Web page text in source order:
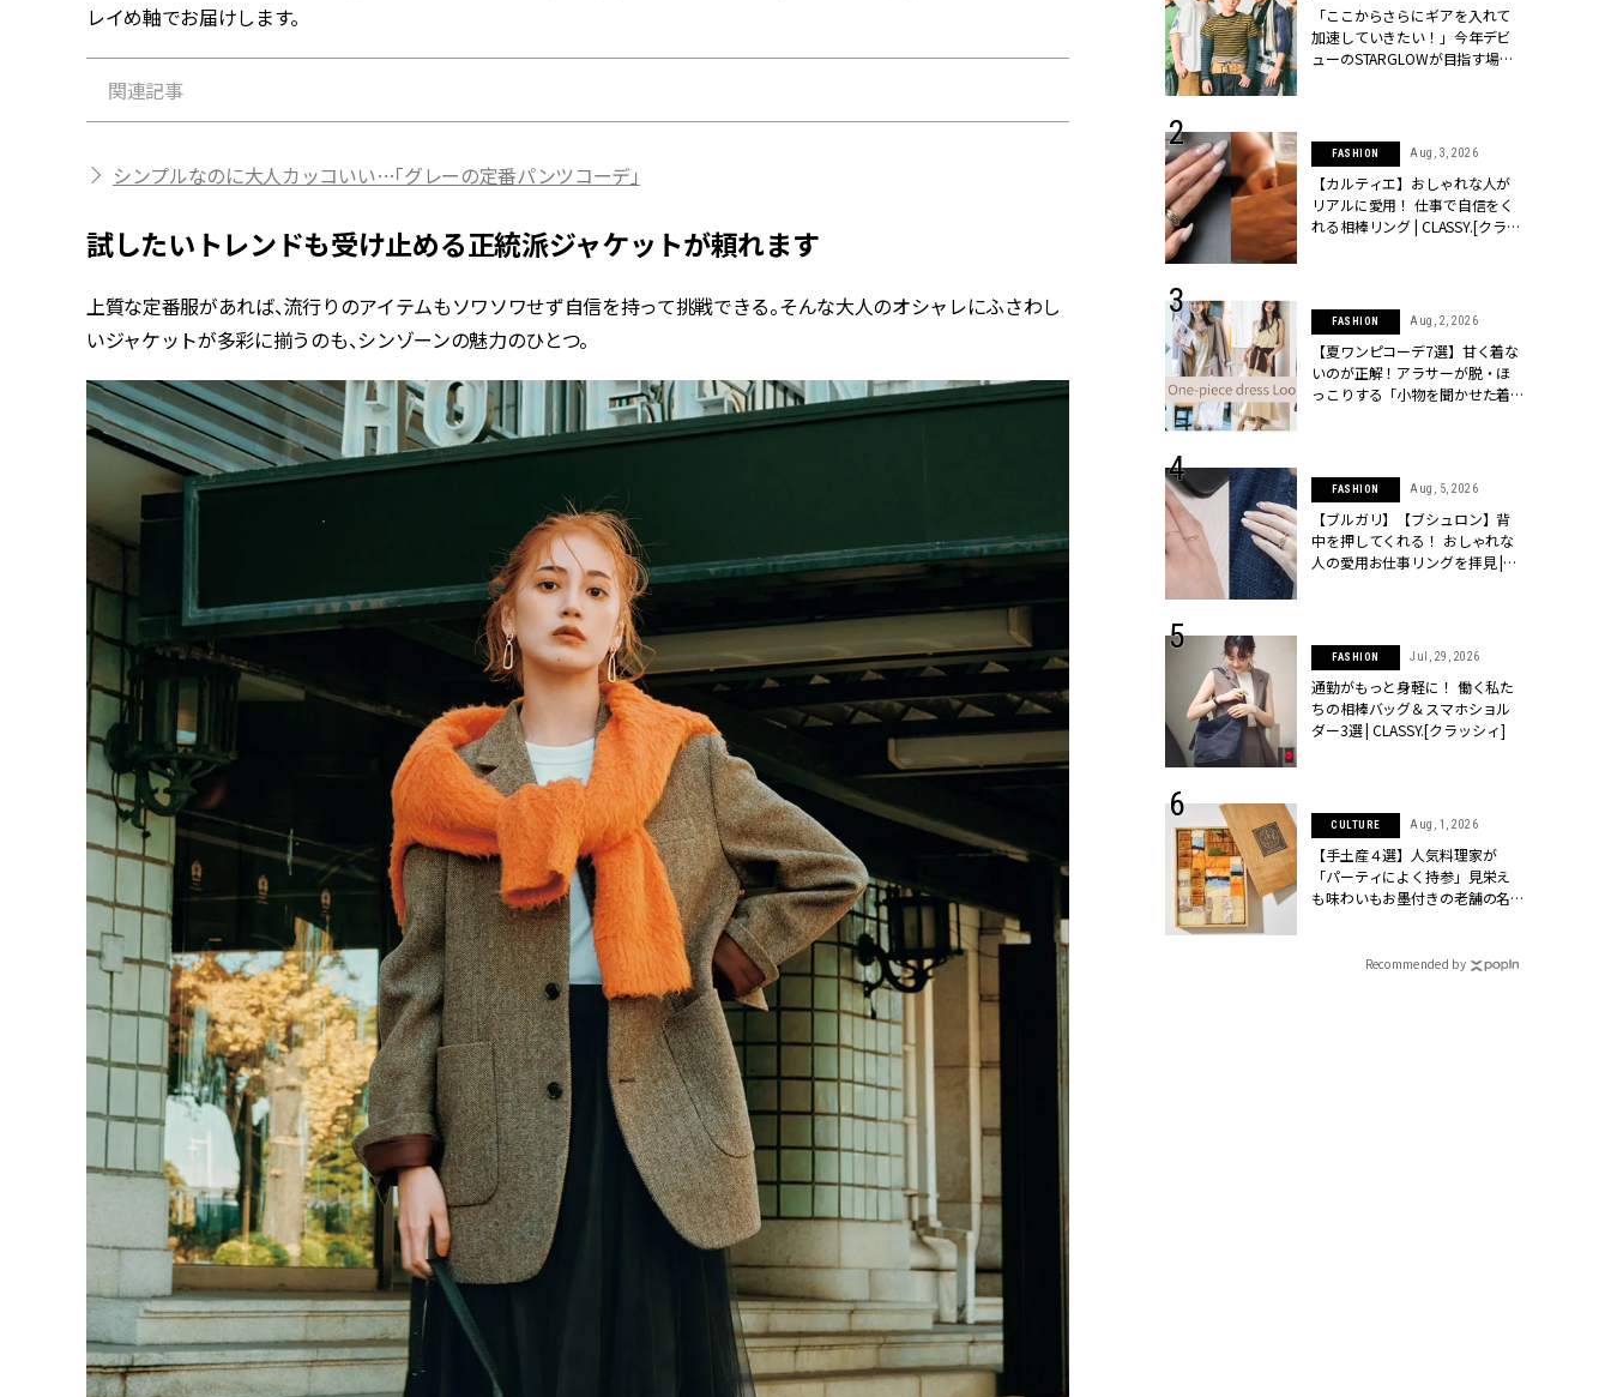
レイめ軸でお届けします。
関連記事
シンプルなのに大人カッコいい…「グレーの定番パンツコーデ」
試したいトレンドも受け止める正統派ジャケットが頼れます
上質な定番服があれば、流行りのアイテムもソワソワせず自信を持って挑戦できる。そんな大人のオシャレにふさわし
いジャケットが多彩に揃うのも、シンゾーンの魅力のひとつ。
抜ける「即戦力アクセ」たち |
忙しい毎日に「うるおいター
かな肌を目指す | CLASSY.[クラッ
Aug, 7, 2026
｜30代美容ライターが正直レビ
ュー | CLASSY.[クラッシィ]
冷房・紫外線etc...「夏の隠れ乾
燥」を防ぐ【ベタつかない名品
クリーム】3選＜30代のベストコ
スメ＞ | CLASSY.[クラッシィ]
BEAUTY Nov, 17, 2025
【落ちない名品リップ10選】塗
り直しできない・皮むけしやす
いetc.悩みをクリア | CLASSY.[ク
ラッシィ]
BEAUTY Aug, 5, 2026
夏の深刻なくすみ・色ムラにア
プローチ！【透明感を底上げ】
神コスメ３選 | CLASSY.[クラッシ
ィ]
ーを解説 | CLASSY.[クラッシィ]
「トゥギャザー」シリーズに注
目 | CLASSY.[クラッシィ]
式ゲスト服の鉄板“シンプル黒ワ
ンピ”は『スカーフ』で盛るのが
WEDDING Aug, 18, 2025
20万円台〜【カルティエ人気リ
ング４選】ラブ、トリニティetc.
を『マリッジ』に選ぶ人増えて
“キャトル”で人気急上昇【ブシ
ュロン】の『ブライダルリン
グ』は普段使いもしやすい！ |
CLASSY.[クラッシィ]
「ここからさらにギアを入れて
加速していきたい！」今年デビ
ューのSTARGLOWが目指す場所
FASHION Aug, 3, 2026
【カルティエ】おしゃれな人が
リアルに愛用！ 仕事で自信をく
れる相棒リング | CLASSY.[クラッ
FASHION Aug, 2, 2026
【夏ワンピコーデ7選】甘く着な
いのが正解！アラサーが脱・ほ
っこりする「小物を聞かせた着
FASHION Aug, 5, 2026
【ブルガリ】【ブシュロン】背
中を押してくれる！ おしゃれな
人の愛用お仕事リングを拝見 |
FASHION Jul, 29, 2026
通勤がもっと身軽に！ 働く私た
ちの相棒バッグ＆スマホショル
ダー3選 | CLASSY.[クラッシィ]
CULTURE Aug, 1, 2026
【手土産４選】人気料理家が
「パーティによく持参」見栄え
も味わいもお墨付きの老舗の名
Recommended by